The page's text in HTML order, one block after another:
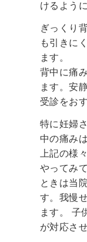
けるよう
ぎっくり
も引きに
ます。
背中に痛
ます。安
受診をお
特に妊婦
中の痛み
上記の様
やってみ
ときは当
す。我慢
ます。
子
が対応さ